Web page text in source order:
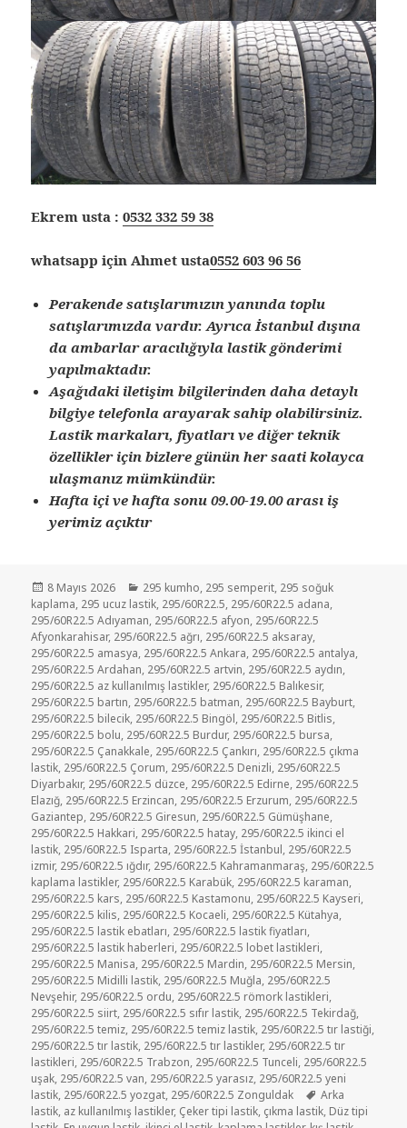
Ekrem usta :0532 332 59 38
whatsapp için Ahmet usta0552 603 96 56
Perakende satışlarımızın yanında toplu
satışlarımızda vardır. Ayrıca İstanbul dışına
da ambarlar aracılığıyla lastik gönderimi
yapılmaktadır.
Aşağıdaki iletişim bilgilerinden daha detaylı
bilgiye telefonla arayarak sahip olabilirsiniz.
Lastik markaları, fiyatları ve diğer teknik
özellikler için bizlere günün her saati kolayca
ulaşmanız mümkündür.
Hafta içi ve hafta sonu 09.00-19.00 arası iş
yerimiz açıktır
Yayın
tarihi
8 Mayıs 2026 Kategoriler
295 kumho, 295 semperit, 295 soğuk
kaplama, 295 ucuz lastik, 295/60R22.5, 295/60R22.5 adana,
295/60R22.5 Adıyaman, 295/60R22.5 afyon, 295/60R22.5
Afyonkarahisar, 295/60R22.5 ağrı, 295/60R22.5 aksaray,
295/60R22.5 amasya, 295/60R22.5 Ankara, 295/60R22.5 antalya,
295/60R22.5 Ardahan, 295/60R22.5 artvin, 295/60R22.5 aydın,
295/60R22.5 az kullanılmış lastikler, 295/60R22.5 Balıkesir,
295/60R22.5 bartın, 295/60R22.5 batman, 295/60R22.5 Bayburt,
295/60R22.5 bilecik, 295/60R22.5 Bingöl, 295/60R22.5 Bitlis,
295/60R22.5 bolu, 295/60R22.5 Burdur, 295/60R22.5 bursa,
295/60R22.5 Çanakkale, 295/60R22.5 Çankırı, 295/60R22.5 çıkma
lastik, 295/60R22.5 Çorum, 295/60R22.5 Denizli, 295/60R22.5
Diyarbakır, 295/60R22.5 düzce, 295/60R22.5 Edirne, 295/60R22.5
Elazığ, 295/60R22.5 Erzincan, 295/60R22.5 Erzurum, 295/60R22.5
Gaziantep, 295/60R22.5 Giresun, 295/60R22.5 Gümüşhane,
295/60R22.5 Hakkari, 295/60R22.5 hatay, 295/60R22.5 ikinci el
lastik, 295/60R22.5 Isparta, 295/60R22.5 İstanbul, 295/60R22.5
izmir, 295/60R22.5 ığdır, 295/60R22.5 Kahramanmaraş, 295/60R22.5
kaplama lastikler, 295/60R22.5 Karabük, 295/60R22.5 karaman,
295/60R22.5 kars, 295/60R22.5 Kastamonu, 295/60R22.5 Kayseri,
295/60R22.5 kilis, 295/60R22.5 Kocaeli, 295/60R22.5 Kütahya,
295/60R22.5 lastik ebatları, 295/60R22.5 lastik fiyatları,
295/60R22.5 lastik haberleri, 295/60R22.5 lobet lastikleri,
295/60R22.5 Manisa, 295/60R22.5 Mardin, 295/60R22.5 Mersin,
295/60R22.5 Midilli lastik, 295/60R22.5 Muğla, 295/60R22.5
Nevşehir, 295/60R22.5 ordu, 295/60R22.5 römork lastikleri,
295/60R22.5 siirt, 295/60R22.5 sıfır lastik, 295/60R22.5 Tekirdağ,
295/60R22.5 temiz, 295/60R22.5 temiz lastik, 295/60R22.5 tır lastiği,
295/60R22.5 tır lastik, 295/60R22.5 tır lastikler, 295/60R22.5 tır
lastikleri, 295/60R22.5 Trabzon, 295/60R22.5 Tunceli, 295/60R22.5
uşak, 295/60R22.5 van, 295/60R22.5 yarasız, 295/60R22.5 yeni
lastik, 295/60R22.5 yozgat, 295/60R22.5 Zonguldak Etiketler
Arka
lastik, az kullanılmış lastikler, Çeker tipi lastik, çıkma lastik, Düz tipi